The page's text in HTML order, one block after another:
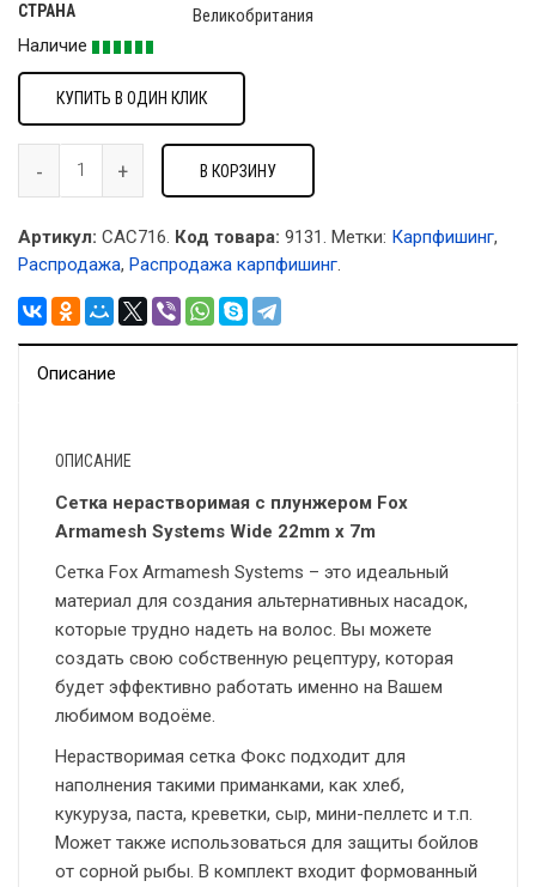
СТРАНА
Великобритания
Наличие
КУПИТЬ В ОДИН КЛИК
В КОРЗИНУ
Артикул: CAC716. Код товара: 9131. Метки: Карпфишинг,
Распродажа, Распродажа карпфишинг.
Описание
ОПИСАНИЕ
Сетка нерастворимая с плунжером Fox
Armamesh Systems Wide 22mm x 7m
Сетка Fox Armamesh Systems – это идеальный
материал для создания альтернативных насадок,
которые трудно надеть на волос. Вы можете
создать свою собственную рецептуру, которая
будет эффективно работать именно на Вашем
любимом водоёме.
Нерастворимая сетка Фокс подходит для
наполнения такими приманками, как хлеб,
кукуруза, паста, креветки, сыр, мини-пеллетс и т.п.
Может также использоваться для защиты бойлов
от сорной рыбы. В комплект входит формованный